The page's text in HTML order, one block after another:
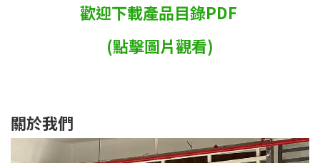
歡迎下載產品目錄PDF
(點擊圖片觀看)
關於我們